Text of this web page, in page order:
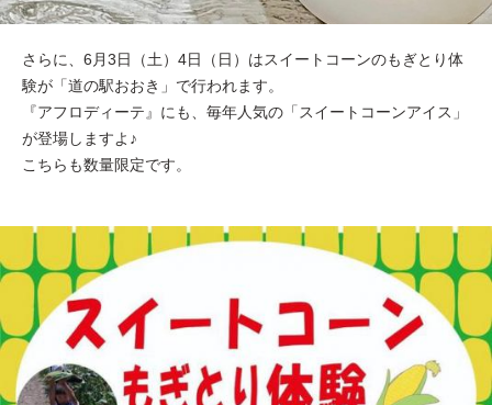
さらに、6月3日（土）4日（日）はスイートコーンのもぎとり体
験が「道の駅おおき」で行われます。
『アフロディーテ』にも、毎年人気の「スイートコーンアイス」
が登場しますよ♪
こちらも数量限定です。